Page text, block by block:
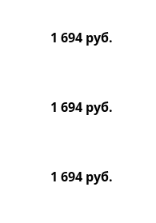
1 694 руб.
1 694 руб.
1 694 руб.